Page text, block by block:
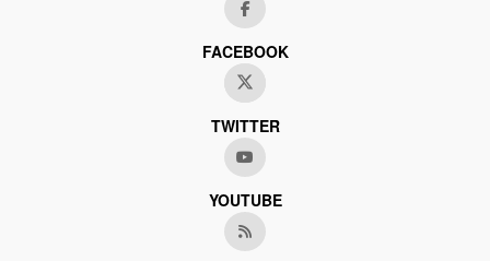
FACEBOOK
TWITTER
YOUTUBE